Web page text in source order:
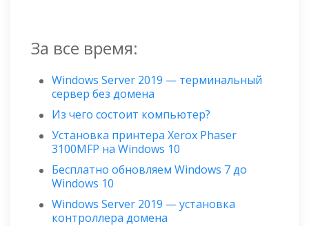
За все время:
Windows Server 2019 — терминальный
сервер без домена
Из чего состоит компьютер?
Установка принтера Xerox Phaser
3100MFP на Windows 10
Бесплатно обновляем Windows 7 до
Windows 10
Windows Server 2019 — установка
контроллера домена